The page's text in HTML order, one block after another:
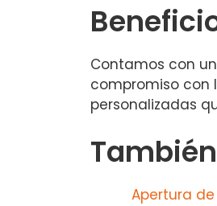
Contamos con
compromiso con
personalizadas
Apertura